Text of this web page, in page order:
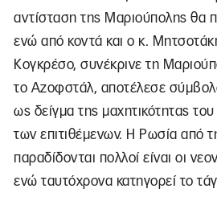
αντίσταση της Μαριούπολης θα
ενώ από κοντά και ο κ.
Κογκρέσο, συνέκρινε τη
το Αζοφστάλ, αποτέλεσε
ως δείγμα της μαχητικότητας
των επιτιθέμενων. Η Ρωσία από
παραδίδονται πολλοί είναι οι
ενώ ταυτόχρονα κατηγορεί το